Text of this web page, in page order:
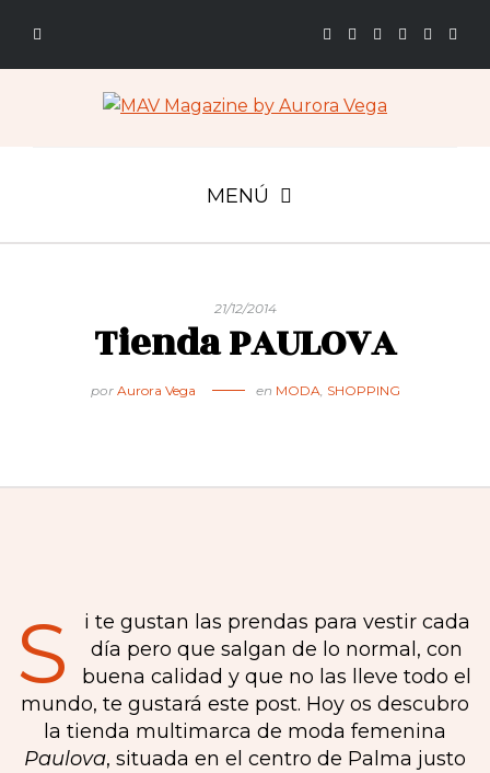
MENÚ
21/12/2014
Tienda PAULOVA
por Aurora Vega en MODA, SHOPPING
S
i te gustan las prendas para vestir cada
día pero que salgan de lo normal, con
buena calidad y que no las lleve todo el
mundo, te gustará este post. Hoy os descubro
la tienda multimarca de moda femenina
Paulova, situada en el centro de Palma justo